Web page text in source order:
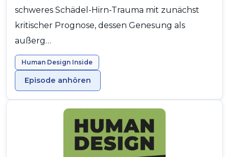
schweres Schädel-Hirn-Trauma mit zunächst
kritischer Prognose, dessen Genesung als
außerg…
Human Design Inside
Episode anhören